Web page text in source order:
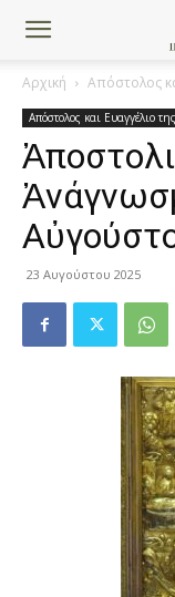
Αρχική Απόστολος
Απόστολος και Ευαγγέλιο
23 Αυγούστου 2025